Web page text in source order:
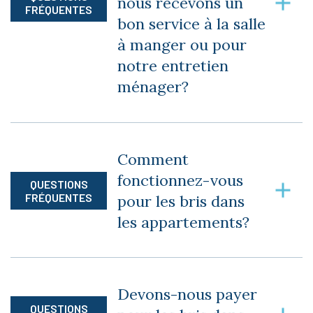
Téléphone (interurbains inclus au Québec)
Verticaux et luminaires
FRÉQUENTES
bon service à la salle
à manger ou pour
notre entretien
ménager?
QUESTIONS
FRÉQUENTES
Comment
fonctionnez-vous
pour les bris dans
les appartements?
hommes de maintenance.
QUESTIONS
Devons-nous payer